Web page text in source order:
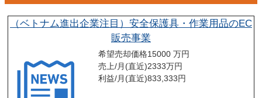
（ベトナム進出企業注目）安全保護具・作業用品のEC
販売事業
希望売却価格15000 万円
売上/月(直近)2333万円
利益/月(直近)833,333円